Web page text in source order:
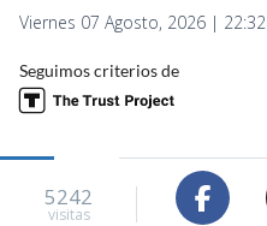
Viernes 07 Agosto, 2026 | 22:32
Seguimos criterios de
5242
visitas